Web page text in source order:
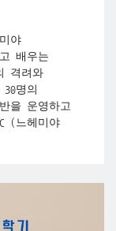
야
배우는
격려와
명의
을 운영하고
(느헤미야